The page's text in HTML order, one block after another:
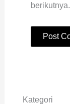
berikutnya.
Kategori